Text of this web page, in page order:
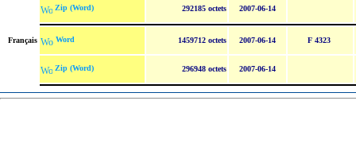
Zip (Word) 292185 octets 2007-06-14
Français Word 1459712 octets 2007-06-14 F 4323
Zip (Word) 296948 octets 2007-06-14